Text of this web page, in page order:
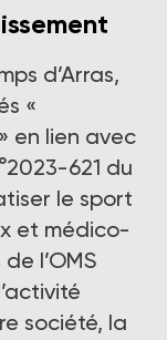
d’Arras,
«
en lien avec
621 du
le sport
et médico-
l’OMS
société, la